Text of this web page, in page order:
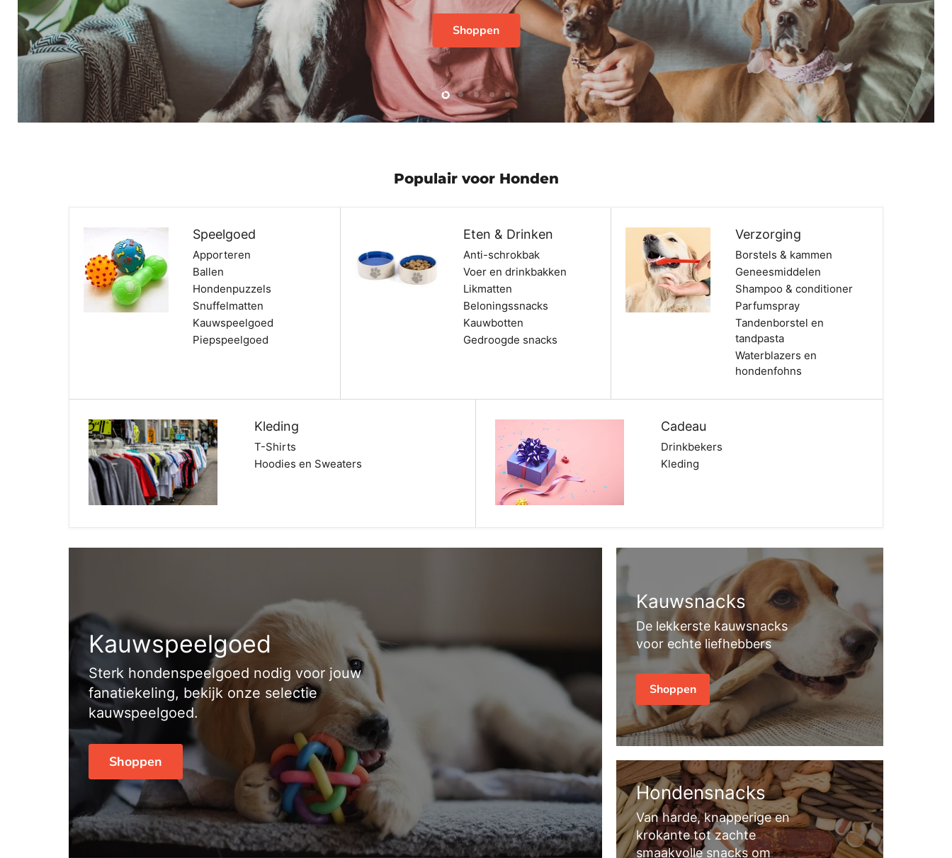
Shoppen
Slide
1
Slide
2
Slide
3
Slide
4
Slide
5
Populair voor Honden
Speelgoed
Apporteren
Ballen
Hondenpuzzels
Snuffelmatten
Kauwspeelgoed
Piepspeelgoed
Eten & Drinken
Anti-schrokbak
Voer en drinkbakken
Likmatten
Beloningssnacks
Kauwbotten
Gedroogde snacks
Verzorging
Borstels & kammen
Geneesmiddelen
Shampoo & conditioner
Parfumspray
Tandenborstel en
tandpasta
Waterblazers en
hondenfohns
Kleding
T-Shirts
Hoodies en Sweaters
Cadeau
Drinkbekers
Kleding
Kauwspeelgoed
Sterk hondenspeelgoed nodig voor jouw
fanatiekeling, bekijk onze selectie
kauwspeelgoed.
Shoppen
Kauwsnacks
De lekkerste kauwsnacks
voor echte liefhebbers
Shoppen
Hondensnacks
Van harde, knapperige en
krokante tot zachte
smaakvolle snacks om